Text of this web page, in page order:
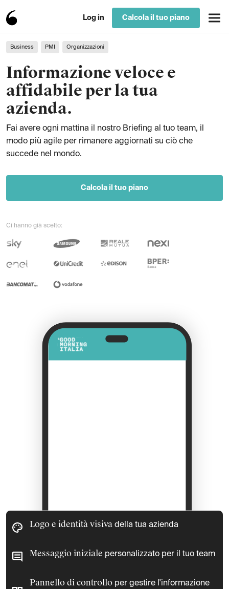
Log in Calcola il tuo piano
Business PMI Organizzazioni
Informazione veloce e
affidabile per la tua
azienda.
Fai avere ogni mattina il nostro Briefing al tuo team, il
modo più agile per rimanere aggiornati su ciò che
succede nel mondo.
Calcola il tuo piano
Ci hanno già scelto:
Logo e identità visiva della tua azienda
Messaggio iniziale personalizzato per il tuo team
Pannello di controllo per gestire l'informazione